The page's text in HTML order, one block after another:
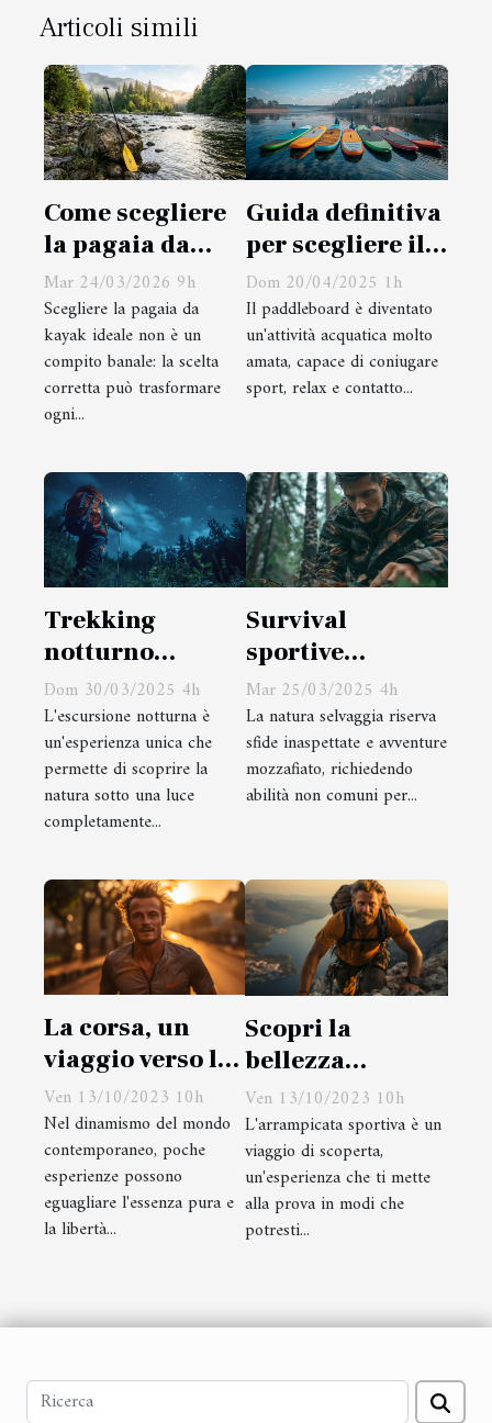
Articoli simili
Come scegliere
la pagaia da
kayak ideale per
ogni avventura?
Mar 24/03/2026 9h
Scegliere la pagaia da
kayak ideale non è un
compito banale: la scelta
corretta può trasformare
ogni...
Guida definitiva
per scegliere il
paddleboard
giusto per ogni
livello
Dom 20/04/2025 1h
Il paddleboard è diventato
un'attività acquatica molto
amata, capace di coniugare
sport, relax e contatto...
Trekking
notturno
attrezzatura
essenziale e
consigli per
un'escursione
sicura sotto le
Dom 30/03/2025 4h
L'escursione notturna è
un'esperienza unica che
permette di scoprire la
natura sotto una luce
completamente...
Survival
sportive
tecniche di
sopravvivenza
da praticare in
natura
Mar 25/03/2025 4h
La natura selvaggia riserva
sfide inaspettate e avventure
mozzafiato, richiedendo
abilità non comuni per...
La corsa, un
viaggio verso la
libertà
Ven 13/10/2023 10h
Nel dinamismo del mondo
contemporaneo, poche
esperienze possono
eguagliare l'essenza pura e
la libertà...
Scopri la
bellezza
dell'arrampicata
sportiva
Ven 13/10/2023 10h
L'arrampicata sportiva è un
viaggio di scoperta,
un'esperienza che ti mette
alla prova in modi che
potresti...